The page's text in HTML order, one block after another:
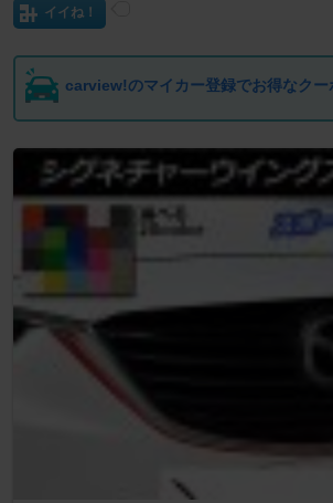
イイね！
carview!のマイカー登録でお得なクー